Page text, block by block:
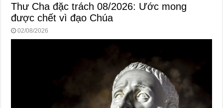
Thư Cha đặc trách 08/2026: Ước mong
được chết vì đạo Chúa
02/08/2026